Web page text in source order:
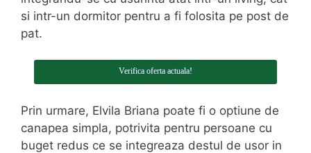
si intr-un dormitor pentru a fi folosita pe post de
pat.
Verifica oferta actuala!
Prin urmare, Elvila Briana poate fi o optiune de
canapea simpla, potrivita pentru persoane cu
buget redus ce se integreaza destul de usor in